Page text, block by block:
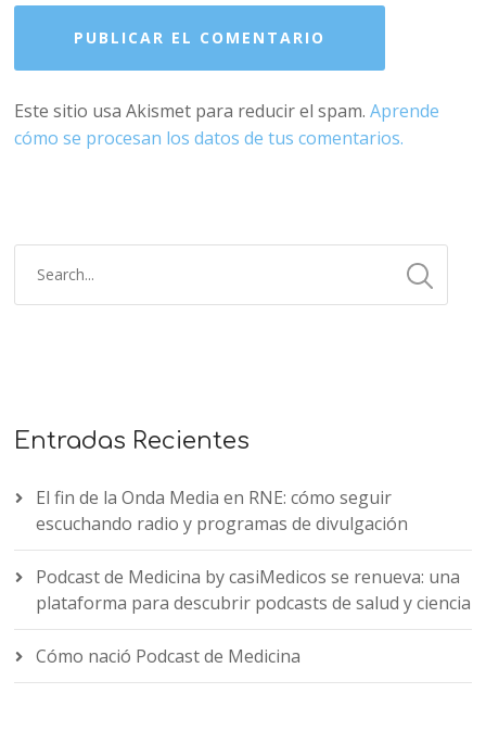
Este sitio usa Akismet para reducir el spam.Aprende
cómo se procesan los datos de tus comentarios.
Entradas Recientes
El fin de la Onda Media en RNE: cómo seguir
escuchando radio y programas de divulgación
Podcast de Medicina by casiMedicos se renueva: una
plataforma para descubrir podcasts de salud y ciencia
Cómo nació Podcast de Medicina